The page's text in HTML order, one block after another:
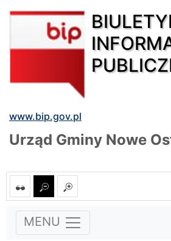
www.bip.gov.pl
Urząd Gminy Nowe
MENU